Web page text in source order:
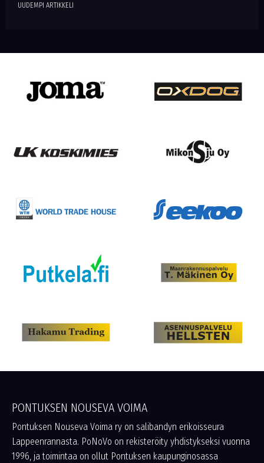
UUDEMPI ARTIKKELI
PONTUKSEN NOUSEVA VOIMA
Pontuksen Nouseva Voima ry on salibandyn erikoisseura
Lappeenrannasta. PoNoVo on rekisteröity yhdistykseksi vuonna
1996, ja toimintaa on ollut Pontuksen kaupunginosassa